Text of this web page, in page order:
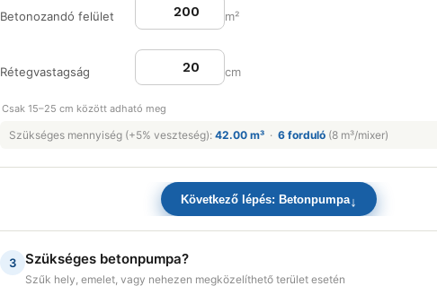
Betonozandó felület m²
Rétegvastagság cm
Csak 15–25 cm között adható meg
Szükséges mennyiség (+5% veszteség): 42.00 m³ · 6 forduló (8 m³/mixer)
Következő lépés: Betonpumpa ↓
3 Szükséges betonpumpa?
Szűk hely, emelet, vagy nehezen megközelíthető terület esetén